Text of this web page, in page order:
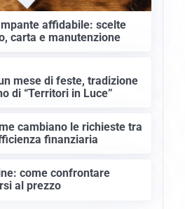
affidabile: scelte
carta e manutenzione
mese di feste, tradizione
di “Territori in Luce”
cambiano le richieste tra
finanziaria
come confrontare
al prezzo